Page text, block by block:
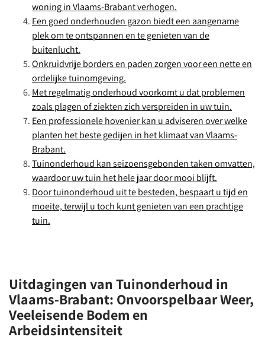
woning in Vlaams-Brabant verhogen.
Een goed onderhouden gazon biedt een aangename
plek om te ontspannen en te genieten van de
buitenlucht.
Onkruidvrije borders en paden zorgen voor een nette en
ordelijke tuinomgeving.
Met regelmatig onderhoud voorkomt u dat problemen
zoals plagen of ziekten zich verspreiden in uw tuin.
Een professionele hovenier kan u adviseren over welke
planten het beste gedijen in het klimaat van Vlaams-
Brabant.
Tuinonderhoud kan seizoensgebonden taken omvatten,
waardoor uw tuin het hele jaar door mooi blijft.
Door tuinonderhoud uit te besteden, bespaart u tijd en
moeite, terwijl u toch kunt genieten van een prachtige
tuin.
Uitdagingen van Tuinonderhoud in
Vlaams-Brabant: Onvoorspelbaar Weer,
Veeleisende Bodem en
Arbeidsintensiteit